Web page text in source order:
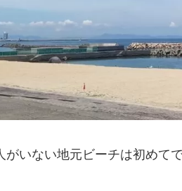
がいない地元ビーチは初めて